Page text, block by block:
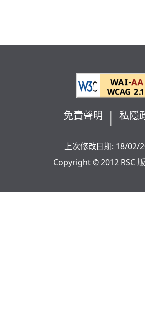
免責聲明 私隱
上次修改日期: 18/02/
Copyright © 2012 RSC